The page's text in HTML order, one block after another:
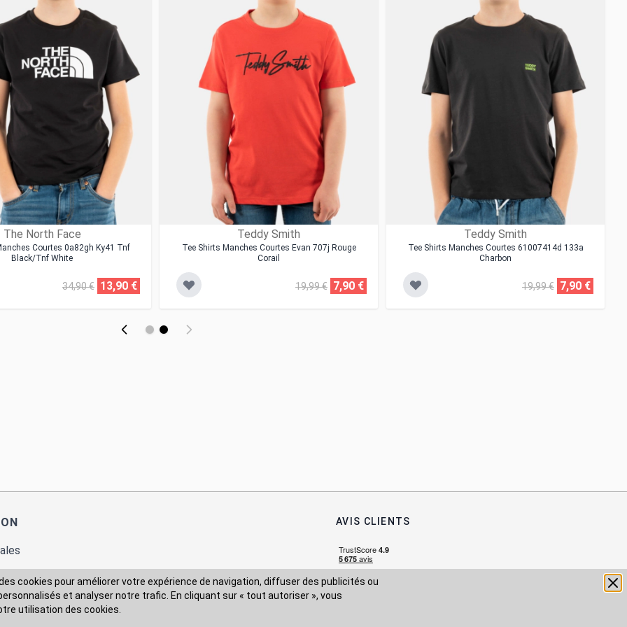
cookies pour améliorer votre expérience de navigation, diffuser des publicités ou
et analyser notre trafic. En cliquant sur « tout autoriser », vous
utilisation des cookies.
The North Face
Courtes 0a82gh Ky41 Tnf
Black/tnf White
34,90 € 13,90 €
Teddy Smith
Tee Shirts Manches Courtes Evan 707j Rouge
Corail
19,99 € 7,90 €
Teddy Smith
Tee Shirts Manches Courtes 61007414d 133a
Charbon
19,99 € 7,90 €
données
AVIS CLIENTS